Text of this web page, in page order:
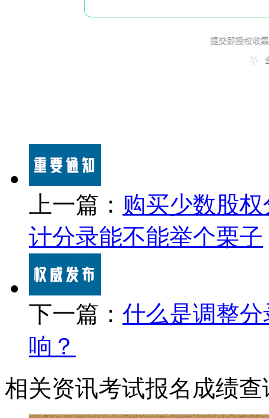
上一篇： 购买少数股
计分录能不能举个栗子
下一篇： 什么是调整
响？
相关资讯考试报名 成绩查